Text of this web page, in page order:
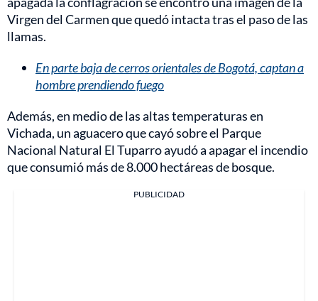
Virgen del Carmen que quedó intacta tras el paso de las
llamas.
En parte baja de cerros orientales de Bogotá, captan a
hombre prendiendo fuego
Además, en medio de las altas temperaturas en
Vichada, un aguacero que cayó sobre el Parque
Nacional Natural El Tuparro ayudó a apagar el incendio
que consumió más de 8.000 hectáreas de bosque.
PUBLICIDAD